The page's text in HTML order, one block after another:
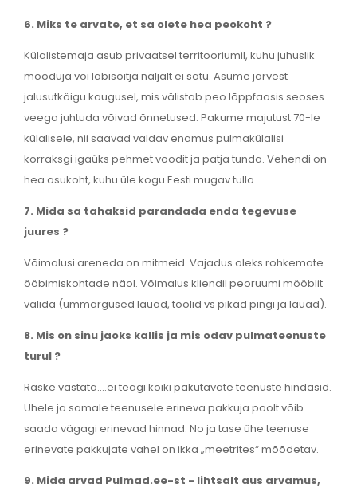
6. Miks te arvate, et sa olete hea peokoht ?
Külalistemaja asub privaatsel territooriumil, kuhu juhuslik
mööduja või läbisõitja naljalt ei satu. Asume järvest
jalusutkäigu kaugusel, mis välistab peo lõppfaasis seoses
veega juhtuda võivad õnnetused. Pakume majutust 70-le
külalisele, nii saavad valdav enamus pulmakülalisi
korraksgi igaüks pehmet voodit ja patja tunda. Vehendi on
hea asukoht, kuhu üle kogu Eesti mugav tulla.
7. Mida sa tahaksid parandada enda tegevuse
juures ?
Võimalusi areneda on mitmeid. Vajadus oleks rohkemate
ööbimiskohtade näol. Võimalus kliendil peoruumi mööblit
valida (ümmargused lauad, toolid vs pikad pingi ja lauad).
8. Mis on sinu jaoks kallis ja mis odav pulmateenuste
turul ?
Raske vastata....ei teagi kõiki pakutavate teenuste hindasid.
Ühele ja samale teenusele erineva pakkuja poolt võib
saada vägagi erinevad hinnad. No ja tase ühe teenuse
erinevate pakkujate vahel on ikka „meetrites“ mõõdetav.
9. Mida arvad Pulmad.ee-st - lihtsalt aus arvamus,